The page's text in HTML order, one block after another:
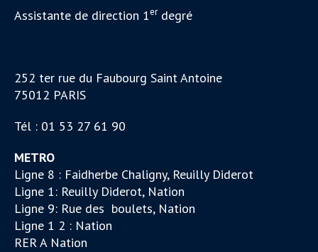
Assistante de direction 1erdegré
252 ter rue du Faubourg Saint Antoine
75012 PARIS
Tél : 01 53 27 61 90
METRO
Ligne 8 : Faidherbe Chaligny, Reuilly Diderot
Ligne 1: Reuilly Diderot, Nation
Ligne 9: Rue des boulets, Nation
Ligne 1 2 : Nation
RER A Nation